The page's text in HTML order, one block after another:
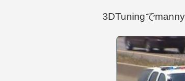
3DTuningで